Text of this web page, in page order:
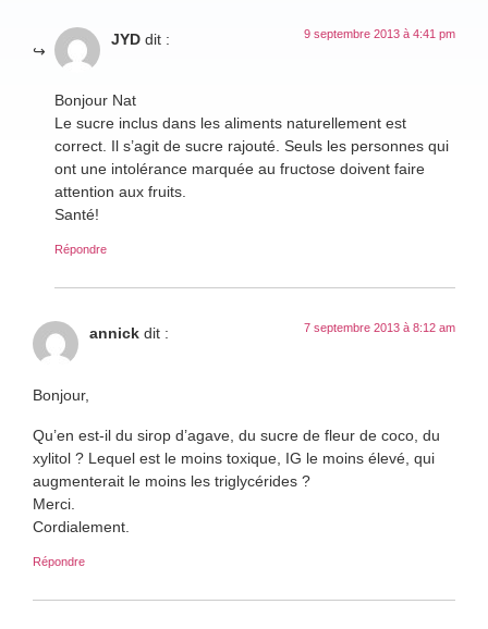
JYD dit : 9 septembre 2013 à 4:41 pm
Bonjour Nat
Le sucre inclus dans les aliments naturellement est
correct. Il s’agit de sucre rajouté. Seuls les personnes qui
ont une intolérance marquée au fructose doivent faire
attention aux fruits.
Santé!
Répondre
annick dit : 7 septembre 2013 à 8:12 am
Bonjour,
Qu’en est-il du sirop d’agave, du sucre de fleur de coco, du
xylitol ? Lequel est le moins toxique, IG le moins élevé, qui
augmenterait le moins les triglycérides ?
Merci.
Cordialement.
Répondre